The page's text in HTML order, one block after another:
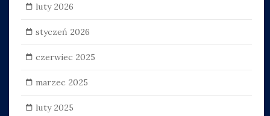
luty 2026
styczeń 2026
czerwiec 2025
marzec 2025
luty 2025